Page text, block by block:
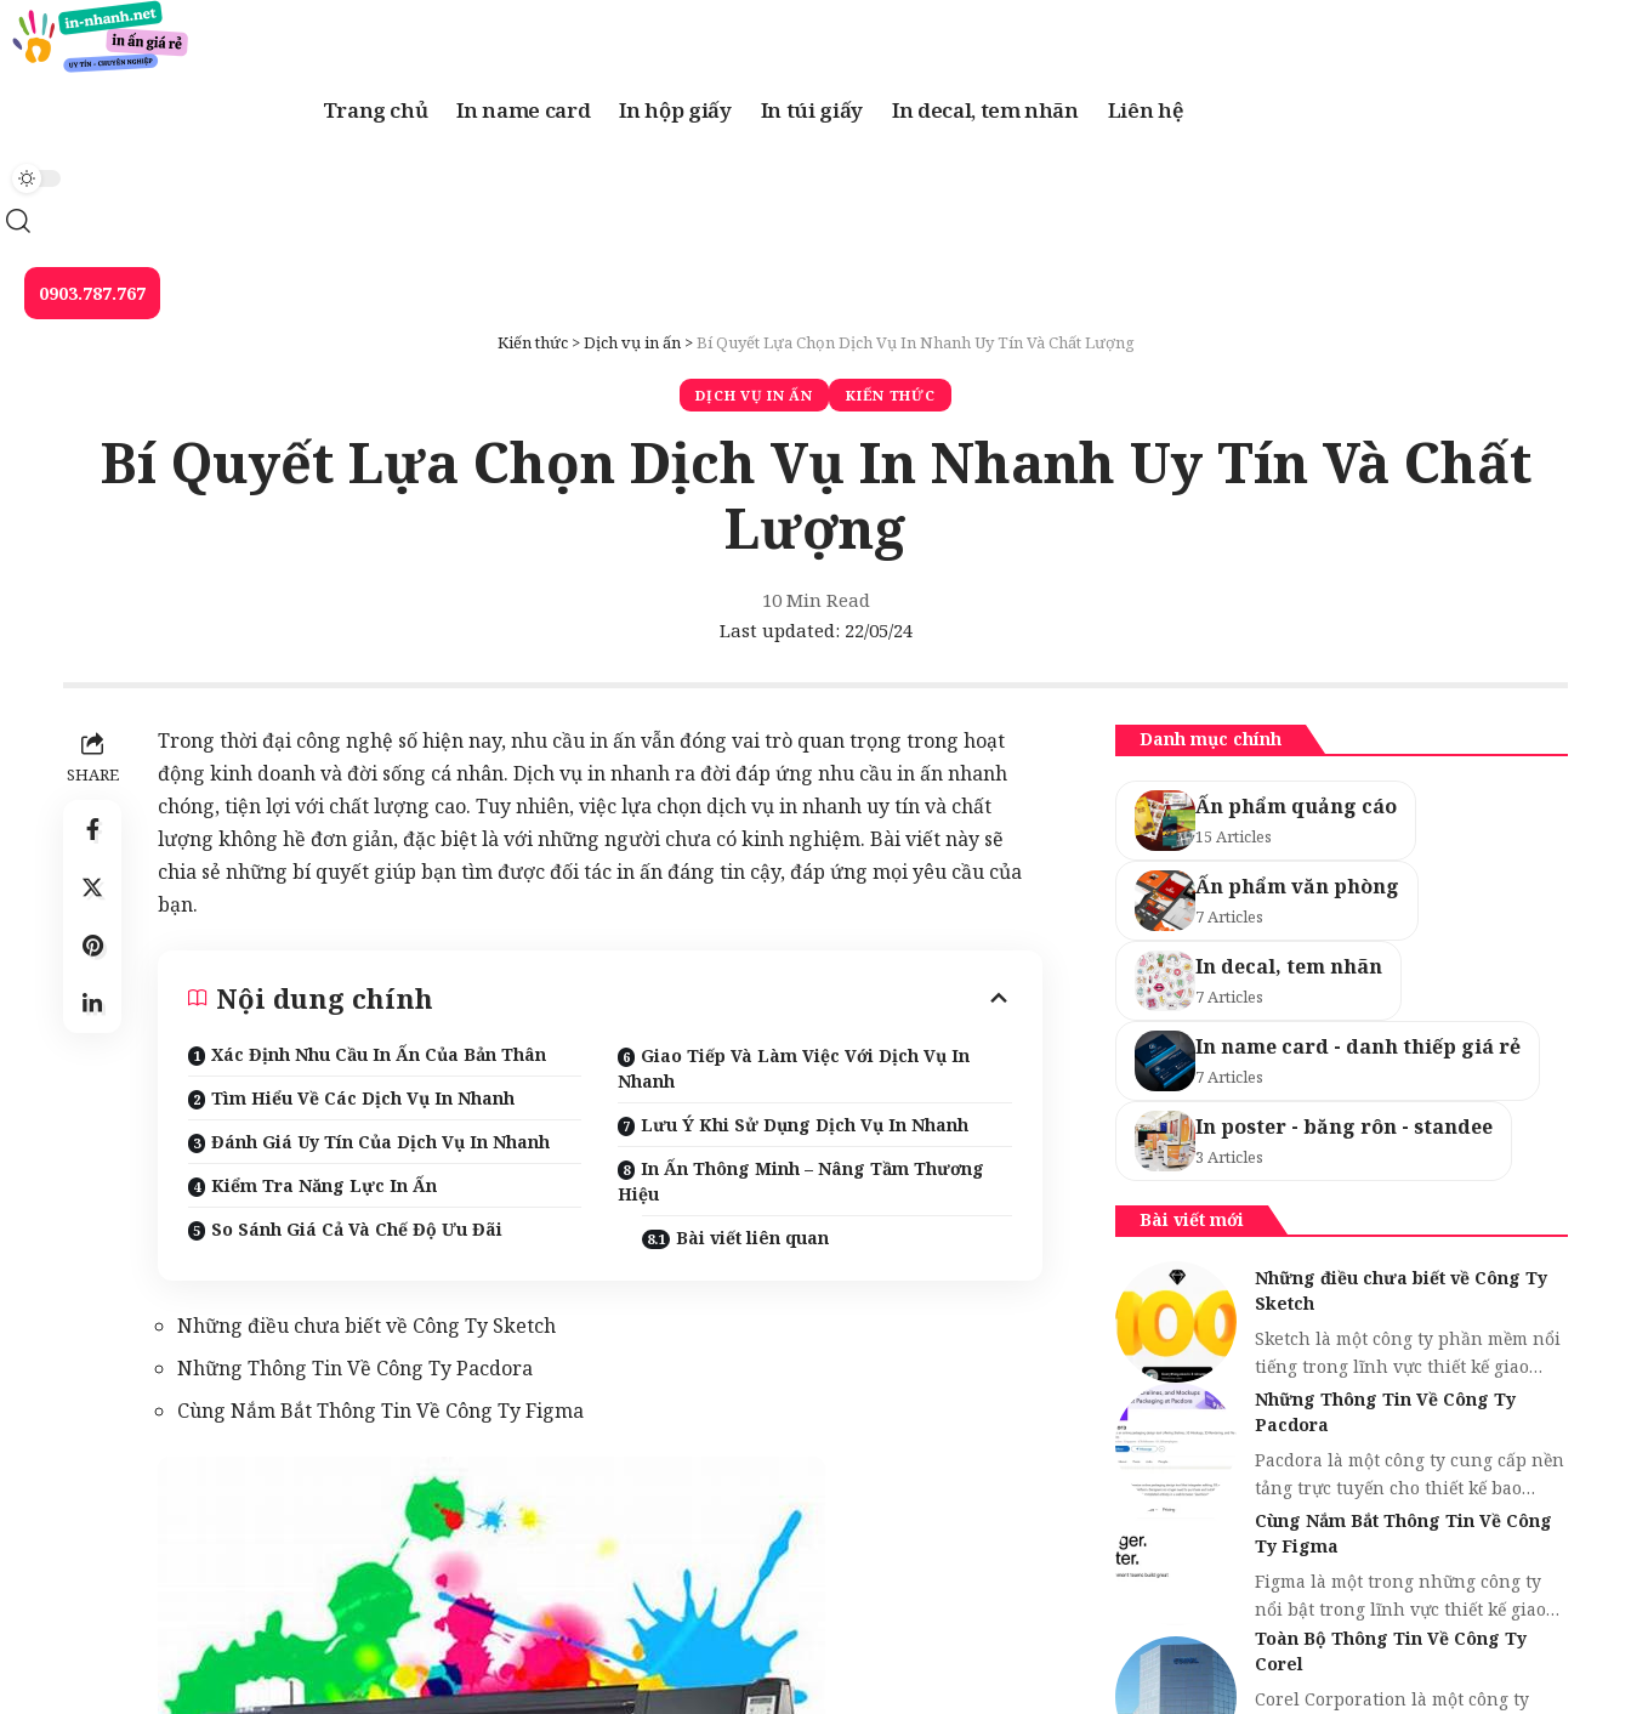
Trang chủ In name card In hộp giấy In túi giấy In decal, tem nhãn Liên hệ
0903.787.767
Kiến thức>Dịch vụ in ấn>Bí Quyết Lựa Chọn Dịch Vụ In Nhanh Uy Tín Và Chất Lượng
DỊCH VỤ IN ẤN KIẾN THỨC
Bí Quyết Lựa Chọn Dịch Vụ In Nhanh Uy Tín Và Chất
Lượng
Last updated: 22/05/24
10 Min Read
SHARE
Trong thời đại công nghệ số hiện nay, nhu cầuin ấnvẫn đóng vai trò quan trọng trong hoạt
động kinh doanh và đời sống cá nhân. Dịch vụ in nhanhra đời đáp ứng nhu cầuin ấn nhanh
chóng, tiện lợi với chất lượng cao. Tuy nhiên, việc lựa chọn dịch vụin nhanhuy tín và chất
lượng không hề đơn giản, đặc biệt là với những người chưa có kinh nghiệm. Bài viết này sẽ
chia sẻ những bí quyết giúp bạn tìm được đối tác in ấn đáng tin cậy, đáp ứng mọi yêu cầu của
bạn.
Nội dung chính
Xác Định Nhu Cầu In Ấn Của Bản Thân
Tìm Hiểu Về Các Dịch Vụ In Nhanh
Đánh Giá Uy Tín Của Dịch Vụ In Nhanh
Kiểm Tra Năng Lực In Ấn
So Sánh Giá Cả Và Chế Độ Ưu Đãi
Giao Tiếp Và Làm Việc Với Dịch Vụ In
Nhanh
Lưu Ý Khi Sử Dụng Dịch Vụ In Nhanh
In Ấn Thông Minh – Nâng Tầm Thương
Hiệu
Bài viết liên quan
Những điều chưa biết về Công Ty Sketch
Những Thông Tin Về Công Ty Pacdora
Cùng Nắm Bắt Thông Tin Về Công Ty Figma
Danh mục chính
Ấn phẩm quảng cáo
15 Articles
Ấn phẩm văn phòng
7 Articles
In decal, tem nhãn
7 Articles
In name card - danh thiếp giá rẻ
7 Articles
In poster - băng rôn - standee
3 Articles
Bài viết mới
Những điều chưa biết về Công Ty
Sketch
Sketch là một công ty phần mềm nổi
tiếng trong lĩnh vực thiết kế giao…
Những Thông Tin Về Công Ty
Pacdora
Pacdora là một công ty cung cấp nền
tảng trực tuyến cho thiết kế bao…
Cùng Nắm Bắt Thông Tin Về Công
Ty Figma
Figma là một trong những công ty
nổi bật trong lĩnh vực thiết kế giao…
Toàn Bộ Thông Tin Về Công Ty
Corel
Corel Corporation là một công ty